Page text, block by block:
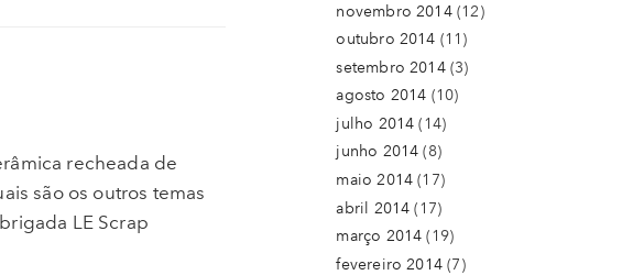
recheada de
são os outros temas
LE Scrap
novembro 2014(12)
outubro 2014 (11)
setembro 2014(3)
agosto 2014 (10)
julho 2014 (14)
junho 2014 (8)
maio 2014 (17)
abril 2014 (17)
março 2014 (19)
fevereiro 2014(7)